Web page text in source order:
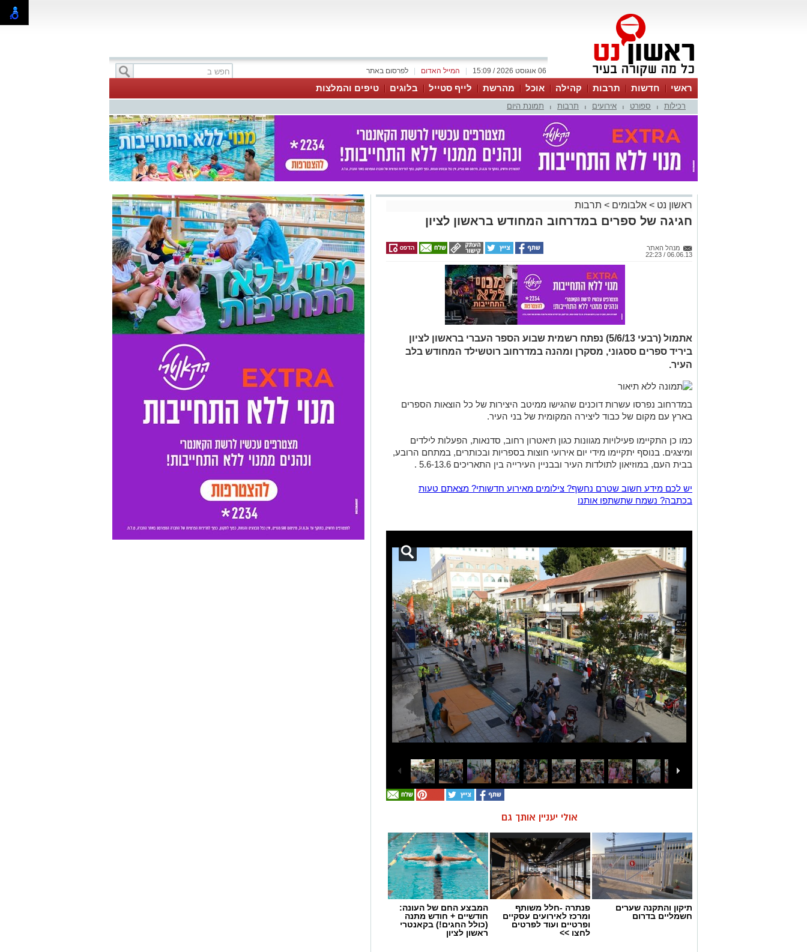
לפרסום באתר המייל האדום 06 אוגוסט 2026 / 15:09
ראשי חדשות תרבות קהילה אוכל מהרשת לייף סטייל בלוגים טיפים והמלצות
רכילות ספורט אירועים תרבות תמונת היום
ראשון נט > אלבומים > תרבות
חגיגה של ספרים במדרחוב המחודש בראשון לציון
מנהל האתר
06.06.13 / 22:23
אתמול (רבעי 5/6/13) נפתח רשמית שבוע הספר העברי בראשון לציון
ביריד ספרים ססגוני, מסקרן ומהנה במדרחוב רוטשילד המחודש בלב
העיר.
במדרחוב נפרסו עשרות דוכנים שהגישו ממיטב היצירות של כל הוצאות הספרים
בארץ עם מקום של כבוד ליצירה המקומית של בני העיר.
כמו כן התקיימו פעילויות מגוונות כגון תיאטרון רחוב, סדנאות, הפעלות לילדים
ומיצגים. בנוסף יתקיימו מידי יום אירועי חוצות בספריות ובכותרים, במתחם הרובע,
בבית העם, במוזיאון לתולדות העיר ובבניין העירייה בין התאריכים 5.6-13.6 .
יש לכם מידע חשוב שטרם נחשף? צילומים מאירוע חדשותי? מצאתם טעות
בכתבה? נשמח שתשתפו אותנו
אולי יעניין אותך גם
תיקון והתקנה שערים
חשמליים בדרום
פנתרה -חלל משותף
ומרכז לאירועים עסקיים
ופרטיים ועוד לפרטים
לחצו >>
המבצע החם של העונה:
חודשיים + חודש מתנה
(כולל החגים!) בקאנטרי
ראשון לציון